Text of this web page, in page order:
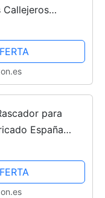
Callejeros
Mascotas,
Seguras y
para
España